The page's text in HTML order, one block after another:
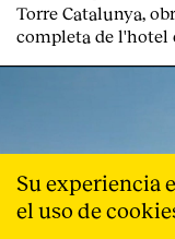
Torre Catalunya,
completa de l'hotel
Su experiencia
el uso de